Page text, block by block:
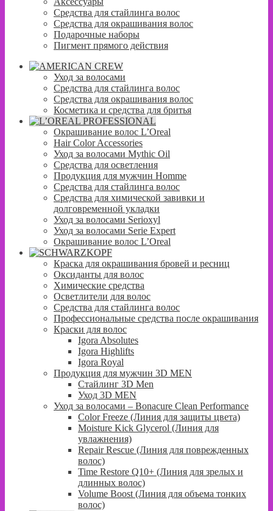
Средства для стайлинга волос
Средства для окрашивания волос
Подарочные наборы
Пигмент прямого действия
Уход за волосами
Средства для стайлинга волос
Средства для окрашивания волос
Косметика и средства для бритья
Окрашивание волос L’Oreal
Hair Color Accessories
Уход за волосами Mythic Oil
Средства для осветления
Продукция для мужчин Homme
Средства для стайлинга волос
Средства для химической завивки и
долговременной укладки
Уход за волосами Serioxyl
Уход за волосами Serie Expert
Окрашивание волос L’Oreal
Краска для окрашивания бровей и ресниц
Оксиданты для волос
Химические средства
Осветлители для волос
Средства для стайлинга волос
Профессиональные средства после окрашивания
Краски для волос
Igora Absolutes
Igora Highlifts
Igora Royal
Продукция для мужчин 3D MEN
Стайлинг 3D Men
Уход 3D MEN
Уход за волосами – Bonacure Clean Performance
Color Freeze (Линия для защиты цвета)
Moisture Kick Glycerol (Линия для
увлажнения)
Repair Rescue (Линия для поврежденных
волос)
Time Restore Q10+ (Линия для зрелых и
длинных волос)
Volume Boost (Линия для объема тонких
волос)